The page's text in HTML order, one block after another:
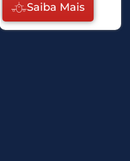
Saiba Mais